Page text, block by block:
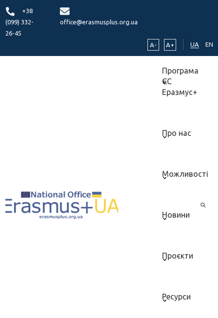
+38
(099) 332-
26-45
office@erasmusplus.org.ua
A- A+ UA EN
Програма
ЄС
Еразмус+
Про нас
Можливості
Новини
Проєкти
Ресурси